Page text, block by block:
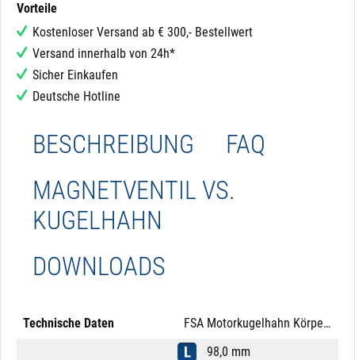
Vorteile
Kostenloser Versand ab € 300,- Bestellwert
Versand innerhalb von 24h*
Sicher Einkaufen
Deutsche Hotline
BESCHREIBUNG
FAQ
MAGNETVENTIL VS.
KUGELHAHN
DOWNLOADS
Technische Daten FSA Motorkugelhahn Körper Messing 1 1/4" 2-Wege PN 10
98,0 mm